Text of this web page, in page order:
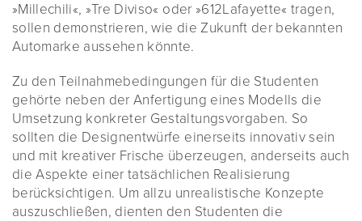
»Millechili«, »Tre Diviso« oder »612Lafayette« tragen,
sollen demonstrieren, wie die Zukunft der bekannten
Automarke aussehen könnte.
Zu den Teilnahmebedingungen für die Studenten
gehörte neben der Anfertigung eines Modells die
Umsetzung konkreter Gestaltungsvorgaben. So
sollten die Designentwürfe einerseits innovativ sein
und mit kreativer Frische überzeugen, anderseits auch
die Aspekte einer tatsächlichen Realisierung
berücksichtigen. Um allzu unrealistische Konzepte
auszuschließen, dienten den Studenten die